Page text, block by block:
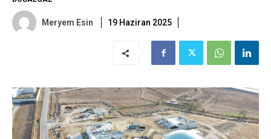
Meryem Esin 19 Haziran 2025